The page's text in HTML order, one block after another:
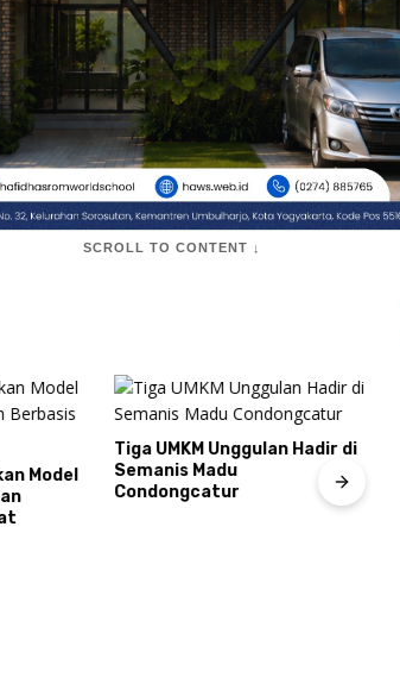
SCROLL TO CONTENT ↓
Model
Tiga UMKM Unggulan Hadir di
Semanis Madu
Condongcatur